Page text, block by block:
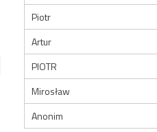
Piotr
Artur
PIOTR
Mirosław
Anonim